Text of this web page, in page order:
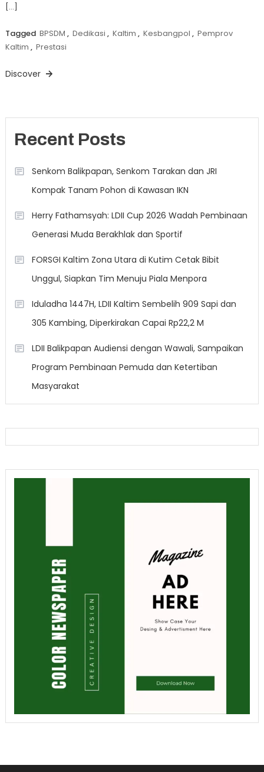
[…]
Tagged BPSDM , Dedikasi , Kaltim , Kesbangpol , Pemprov
Kaltim , Prestasi
Discover
Recent Posts
Senkom Balikpapan, Senkom Tarakan dan JRI
Kompak Tanam Pohon di Kawasan IKN
Herry Fathamsyah: LDII Cup 2026 Wadah Pembinaan
Generasi Muda Berakhlak dan Sportif
FORSGI Kaltim Zona Utara di Kutim Cetak Bibit
Unggul, Siapkan Tim Menuju Piala Menpora
Iduladha 1447H, LDII Kaltim Sembelih 909 Sapi dan
305 Kambing, Diperkirakan Capai Rp22,2 M
LDII Balikpapan Audiensi dengan Wawali, Sampaikan
Program Pembinaan Pemuda dan Ketertiban
Masyarakat